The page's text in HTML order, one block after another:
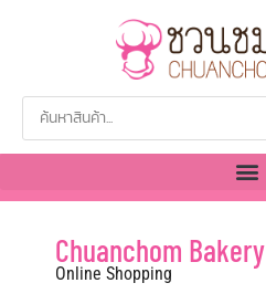
Chuanchom Bakery
Online Shopping